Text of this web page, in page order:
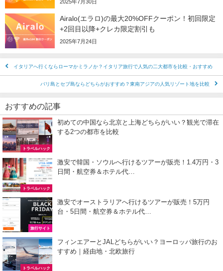
04/22 JAL) 海外航空券+ホテル 最大40,000円OFFクーポン
04/20 HIS) 海外航空券タイムセール
04/20 Trip.com) ベトナム旅行 最大50%OFFセール
04/20 Trip.com) 海外航空券+ホテル 最大5,000円OFFクーポン
04/15 HIS) 海外ツアー緊急タイムセール
04/14 HIS) 海外ツアー緊急タイムセール(関西発)
04/13 Trip.com) 海外航空券+ホテル 最大5,000円OFFクーポン
04/13 Trip.com) ホテル 最大2,500円OFFクーポン
04/13 Trip.com) 海外航空券 最大2,500円OFFクーポン
04/13 HIS) JAL/ANA限定 最大15,000円OFFセール
04/11 HIS) オーストラリア添乗員同行ツアー 最大15,000円OFFクー
04/11 JTB) 海外ツアータイムセール
2025年7月30日
Airalo(エラロ)の最大20%OFFクーポン！初回限定
+2回目以降+クレカ限定割引も
2025年7月24日
イタリアへ行くならローマかミラノか？イタリア旅行で人気の二大都市を比較・おすすめ
バリ島とセブ島ならどちらがおすすめ？東南アジアの人気リゾート地を比較
おすすめの記事
トラベルハック
初めての中国なら北京と上海どちらがいい？観光で滞在
する2つの都市を比較
トラベルハック
激安で韓国・ソウルへ行けるツアーが販売！1.4万円・3
日間・航空券＆ホテル代…
旅行サイト
激安でオーストラリアへ行けるツアーが販売！5万円
台・5日間・航空券＆ホテル代…
トラベルハック
フィンエアーとJALどちらがいい？ヨーロッパ旅行のお
すすめ｜経由地・北欧旅行